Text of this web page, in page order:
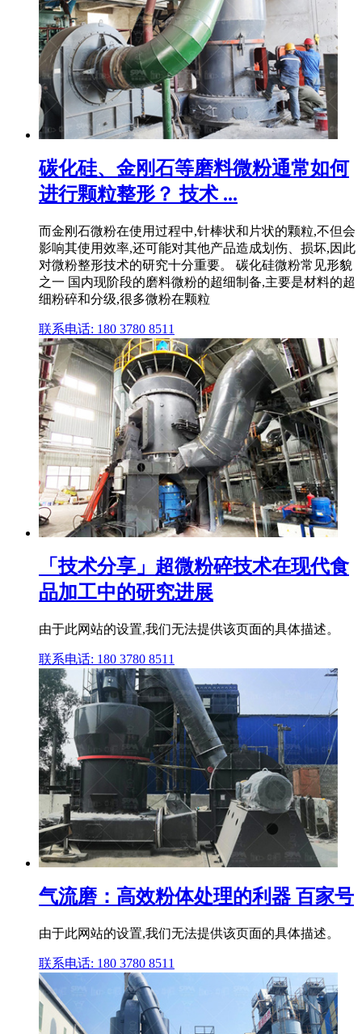
碳化硅、金刚石等磨料微粉通常如何
进行颗粒整形？ 技术 ...
而金刚石微粉在使用过程中,针棒状和片状的颗粒,不但会
影响其使用效率,还可能对其他产品造成划伤、损坏,因此
对微粉整形技术的研究十分重要。 碳化硅微粉常见形貌
之一 国内现阶段的磨料微粉的超细制备,主要是材料的超
细粉碎和分级,很多微粉在颗粒
联系电话: 180 3780 8511
「技术分享」超微粉碎技术在现代食
品加工中的研究进展
由于此网站的设置,我们无法提供该页面的具体描述。
联系电话: 180 3780 8511
气流磨：高效粉体处理的利器 百家号
由于此网站的设置,我们无法提供该页面的具体描述。
联系电话: 180 3780 8511